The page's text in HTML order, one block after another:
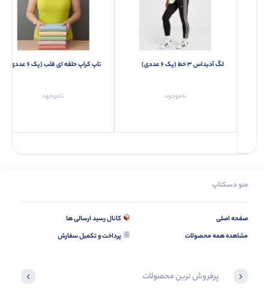
لگ آدیداس ۳ خط (پک 6 عددی)
ناموجود
تاپ کراپ حلقه ای قلب (پک 6 عددی)
ناموجود
منو دسکتاپ
صفحه اصلی
مشاهده همه محصولات
کانال رسید ارسالی ها
پرداخت و تکمیل سفارش
پرفروش ترین محصولات